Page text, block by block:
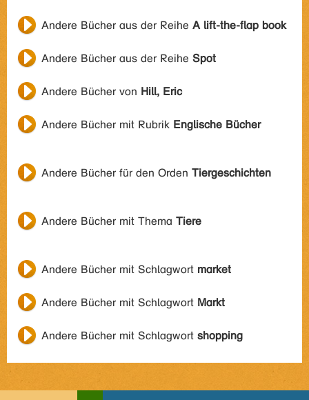
Andere Bücher aus der Reihe A lift-the-flap book
Andere Bücher aus der Reihe Spot
Andere Bücher von Hill, Eric
Andere Bücher mit Rubrik Englische Bücher
Andere Bücher für den Orden Tiergeschichten
Andere Bücher mit Thema Tiere
Andere Bücher mit Schlagwort market
Andere Bücher mit Schlagwort Markt
Andere Bücher mit Schlagwort shopping